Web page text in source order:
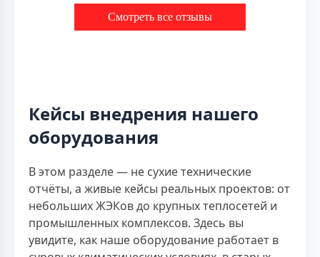
Смотреть все отзывы
Кейсы внедрения нашего
оборудования
В этом разделе — не сухие технические
отчёты, а живые кейсы реальных проектов: от
небольших ЖЭКов до крупных теплосетей и
промышленных комплексов. Здесь вы
увидите, как наше оборудование работает в